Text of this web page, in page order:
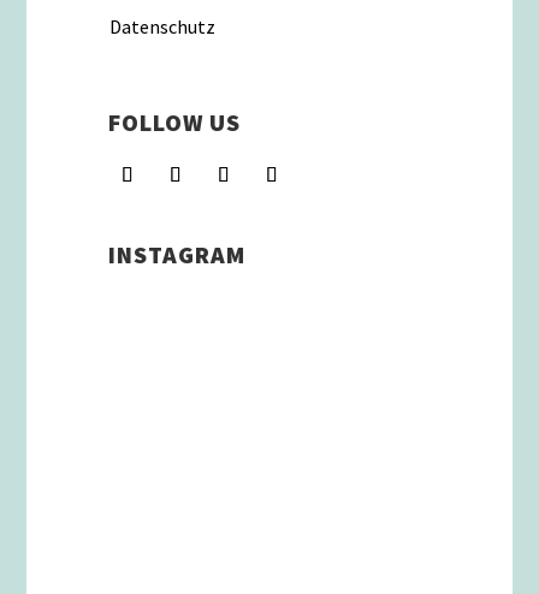
Datenschutz
FOLLOW US
INSTAGRAM